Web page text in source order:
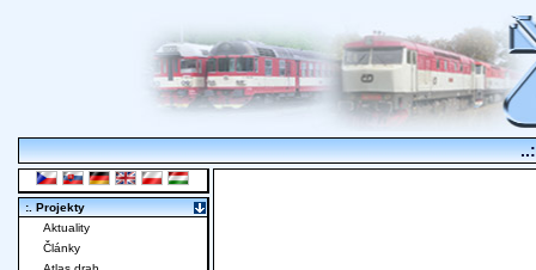
:. Projekty
Aktuality
Články